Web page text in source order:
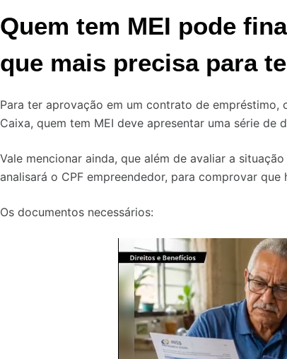
Quem tem MEI pode
que mais precisa para
Para ter aprovação em um contrato de
Caixa, quem tem MEI deve apresentar uma série de
Vale mencionar ainda, que além de avaliar a
analisará o CPF empreendedor, para comprovar
Os documentos necessários: